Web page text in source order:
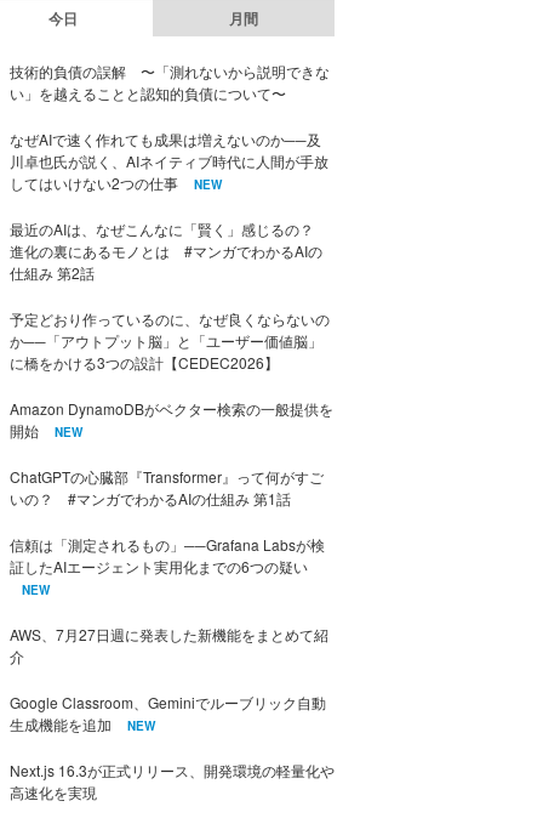
今日 月間
技術的負債の誤解 〜「測れないから説明できな
い」を越えることと認知的負債について〜
なぜAIで速く作れても成果は増えないのか──及
川卓也氏が説く、AIネイティブ時代に人間が手放
してはいけない2つの仕事
NEW
最近のAIは、なぜこんなに「賢く」感じるの？
進化の裏にあるモノとは #マンガでわかるAIの
仕組み 第2話
予定どおり作っているのに、なぜ良くならないの
か──「アウトプット脳」と「ユーザー価値脳」
に橋をかける3つの設計【CEDEC2026】
Amazon DynamoDBがベクター検索の一般提供を
開始
NEW
ChatGPTの心臓部『Transformer』って何がすご
いの？ #マンガでわかるAIの仕組み 第1話
信頼は「測定されるもの」──Grafana Labsが検
証したAIエージェント実用化までの6つの疑い
NEW
AWS、7月27日週に発表した新機能をまとめて紹
介
Google Classroom、Geminiでルーブリック自動
生成機能を追加
NEW
Next.js 16.3が正式リリース、開発環境の軽量化や
高速化を実現